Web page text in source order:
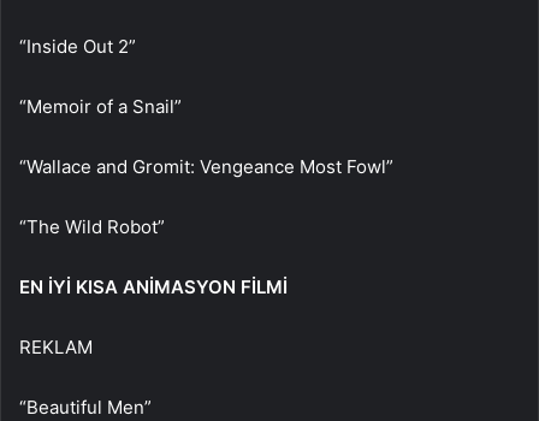
“Inside Out 2”
“Memoir of a Snail”
“Wallace and Gromit: Vengeance Most Fowl”
“The Wild Robot”
EN İYİ KISA ANİMASYON FİLMİ
REKLAM
“Beautiful Men”